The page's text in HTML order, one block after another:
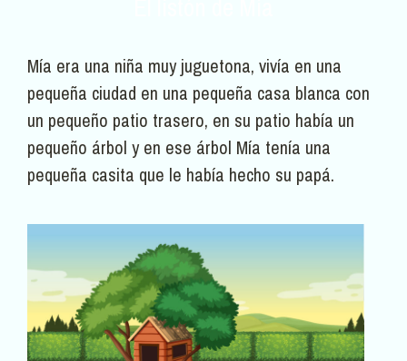
Mía era una niña muy juguetona, vivía en una
pequeña ciudad en una pequeña casa blanca con
un pequeño patio trasero, en su patio había un
pequeño árbol y en ese árbol Mía tenía una
pequeña casita que le había hecho su papá.